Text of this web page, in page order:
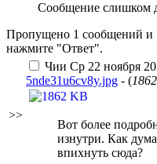
Сообщение слишком
Пропущено 1 сообщений и
нажмите "Ответ".
>>
Чии Ср 22 ноября
5nde31u6cv8y.jpg - (
Вот более
изнутри. Как
впихнуть сюда?